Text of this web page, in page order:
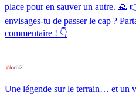
place pour en sauver un autre. 🙏
envisages-tu de passer le cap ?
commentaire ! 👇
Une légende sur le terrain… et un